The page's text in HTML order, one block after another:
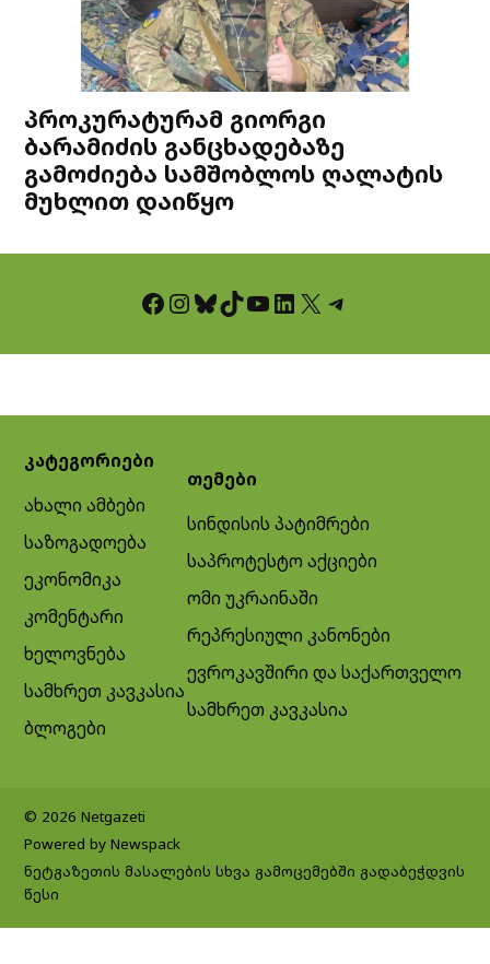
პროკურატურამ გიორგი
ბარამიძის განცხადებაზე
გამოძიება სამშობლოს ღალატის
მუხლით დაიწყო
Facebook InstagramBluesky TikTok YouTube LinkedIn X Telegram
კატეგორიები
ახალი ამბები
საზოგადოება
ეკონომიკა
კომენტარი
ხელოვნება
სამხრეთ კავკასია
ბლოგები
თემები
სინდისის პატიმრები
საპროტესტო აქციები
ომი უკრაინაში
რეპრესიული კანონები
ევროკავშირი და საქართველო
სამხრეთ კავკასია
© 2026 Netgazeti
Powered by Newspack
ნეტგაზეთის მასალების სხვა გამოცემებში გადაბეჭდვის
წესი